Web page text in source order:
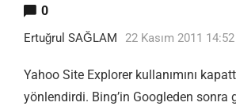
0
Ertuğrul SAĞLAM 22 Kasım 2011 14:52
Yahoo Site Explorer kullanımını
yönlendirdi. Bing’in Googleden sonra